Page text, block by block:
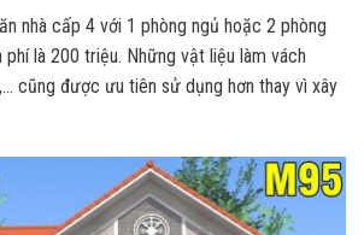
nhà cấp 4 với 1 phòng ngủ hoặc 2 phòng
là 200 triệu. Những vật liệu làm vách
cũng được ưu tiên sử dụng hơn thay vì xây